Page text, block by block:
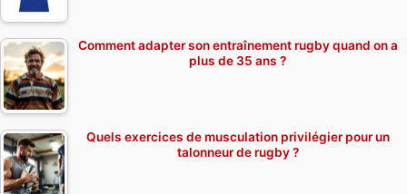
Comment adapter son entraînement rugby quand on a
plus de 35 ans ?
Quels exercices de musculation privilégier pour un
talonneur de rugby ?